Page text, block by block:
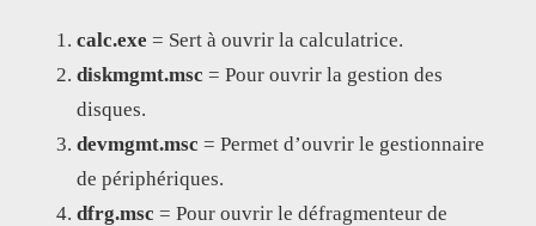
calc.exe = Sert à ouvrir la calculatrice.
diskmgmt.msc = Pour ouvrir la gestion des
disques.
devmgmt.msc = Permet d’ouvrir le gestionnaire
de périphériques.
dfrg.msc = Pour ouvrir le défragmenteur de